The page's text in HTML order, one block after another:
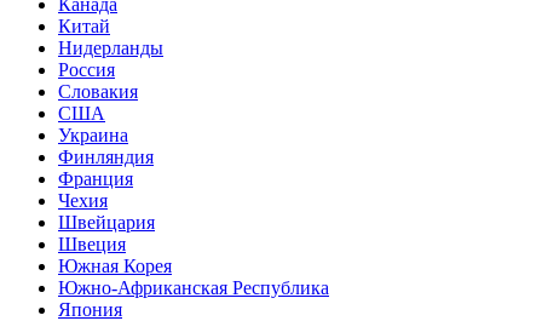
Китай
Нидерланды
Россия
Словакия
США
Украина
Финляндия
Франция
Чехия
Швейцария
Швеция
Южная Корея
Южно-Африканская Республика
Япония